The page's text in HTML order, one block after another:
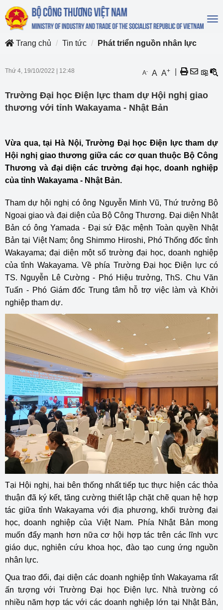
Trang chủ
Tin tức Phát triển nguồn nhân lực
Thứ 4, 19/10/2022 12:48 A- A A+
Trường Đại học Điện lực tham dự Hội nghị giao
thương với tỉnh Wakayama - Nhật Bản
Vừa qua, tại Hà Nội, Trường Đại học Điện lực tham dự
Hội nghị giao thương giữa các cơ quan thuộc Bộ Công
Thương và đại diện các trường đại học, doanh nghiệp
của tỉnh Wakayama - Nhật Bản.
Tham dự hội nghị có ông Nguyễn Minh Vũ, Thứ trưởng Bộ
Ngoại giao và đại diện của Bộ Công Thương. Đại diện Nhật
Bản có ông Yamada - Đại sứ Đặc mệnh Toàn quyền Nhật
Bản tại Việt Nam; ông Shimmo Hiroshi, Phó Thống đốc tỉnh
Wakayama; đại diện một số trường đại học, doanh nghiệp
của tỉnh Wakayama. Về phía Trường Đại học Điện lực có
TS. Nguyễn Lê Cường - Phó Hiệu trưởng, ThS. Chu Văn
Tuấn - Phó Giám đốc Trung tâm hỗ trợ việc làm và Khởi
nghiệp tham dự.
Tại Hội nghị, hai bên thống nhất tiếp tục thực hiện các thỏa
thuận đã ký kết, tăng cường thiết lập chặt chẽ quan hệ hợp
tác giữa tỉnh Wakayama với địa phương, khối trường đại
học, doanh nghiệp của Việt Nam. Phía Nhật Bản mong
muốn đẩy mạnh hơn nữa cơ hội hợp tác trên các lĩnh vực
giáo dục, nghiên cứu khoa học, đào tạo cung ứng nguồn
nhân lực.
Qua trao đổi, đại diện các doanh nghiệp tỉnh Wakayama rất
ấn tượng với Trường Đại học Điện lực. Nhà trường có
nhiều năm hợp tác với các doanh nghiệp lớn tại Nhật Bản,